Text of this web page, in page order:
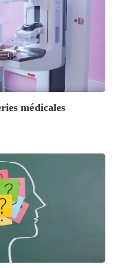
médicales